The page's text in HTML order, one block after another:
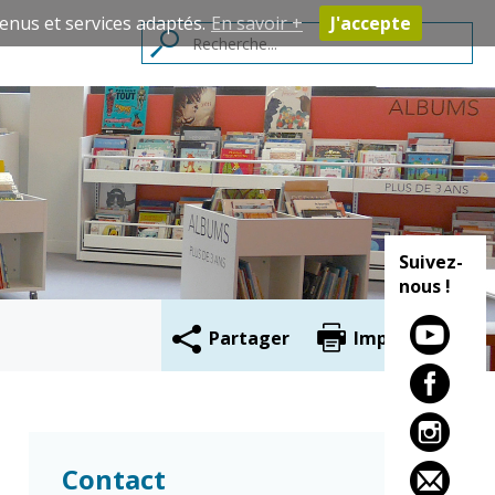
Contacts
Vie citoyenne
Suivez-
nous !
Partager Imprimer
Contact
et services adaptés. En savoir + J'accepte